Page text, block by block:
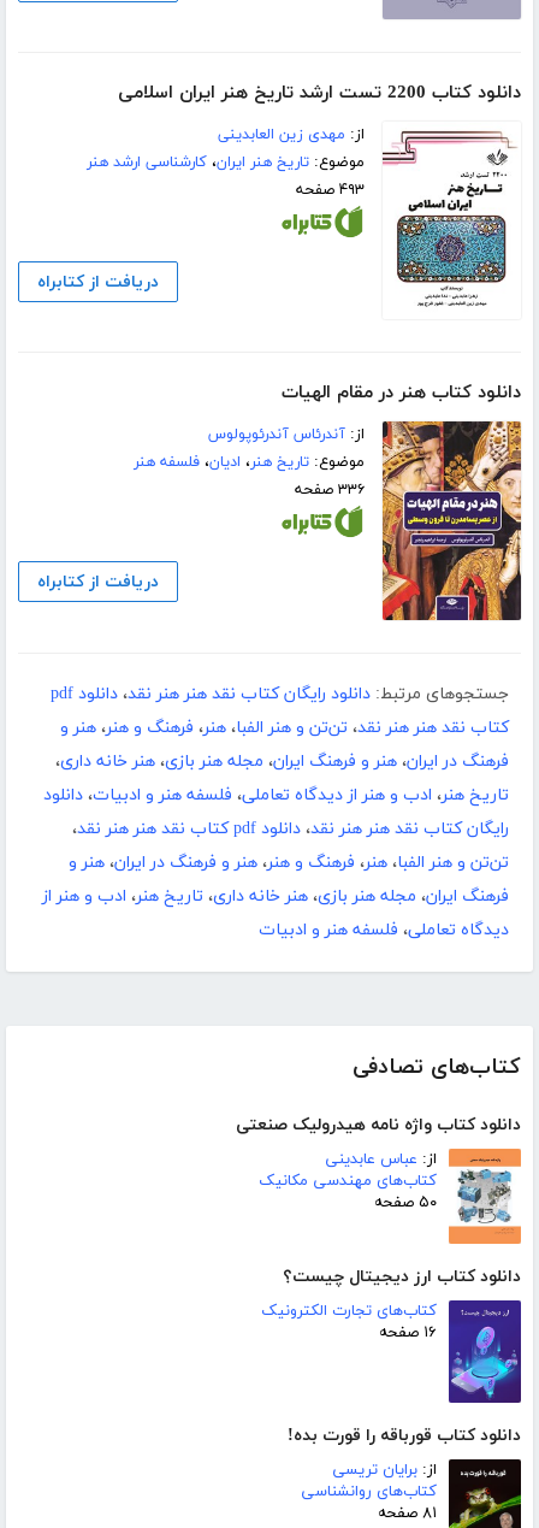
کتاب‌های تصادفی
دانلود کتاب واژه نامه هیدرولیک صنعتی
از: عباس عابدینی
کتاب‌های مهندسی مکانیک
۵۰ صفحه
دانلود کتاب ارز دیجیتال چیست؟
کتاب‌های تجارت الکترونیک
۱۶ صفحه
دانلود کتاب قورباقه را قورت بده!
از: برایان تریسی
کتاب‌های روانشناسی
۸۱ صفحه
دانلود کتاب 2200 تست ارشد تاریخ هنر ایران اسلامی
از: مهدی زین العابدینی
موضوع:تاریخ هنر ایران،کارشناسی ارشد هنر
۴۹۳ صفحه
دریافت از کتابراه
دانلود کتاب هنر در مقام الهیات
از:آندرئاس آندرئوپولوس
موضوع:تاریخ هنر، ادیان،فلسفه هنر
۳۳۶ صفحه
دریافت از کتابراه
جستجوهای مرتبط: دانلود رایگان کتاب نقد هنر هنر نقد،
دانلود pdf
کتاب نقد هنر هنر نقد، تن‌تن و هنر الفبا، هنر، فرهنگ و هنر، هنر و
فرهنگ در ایران، هنر و فرهنگ ایران، مجله هنر بازی، هنر خانه داری،
تاریخ هنر، ادب و هنر از دیدگاه تعاملی، فلسفه هنر و ادبیات، دانلود
رایگان کتاب نقد هنر هنر نقد، دانلود pdf کتاب نقد هنر هنر نقد
،
تن‌تن و هنر الفبا، هنر، فرهنگ و هنر، هنر و فرهنگ در ایران، هنر و
فرهنگ ایران، مجله هنر بازی، هنر خانه داری، تاریخ هنر، ادب و هنر از
دیدگاه تعاملی، فلسفه هنر و ادبیات